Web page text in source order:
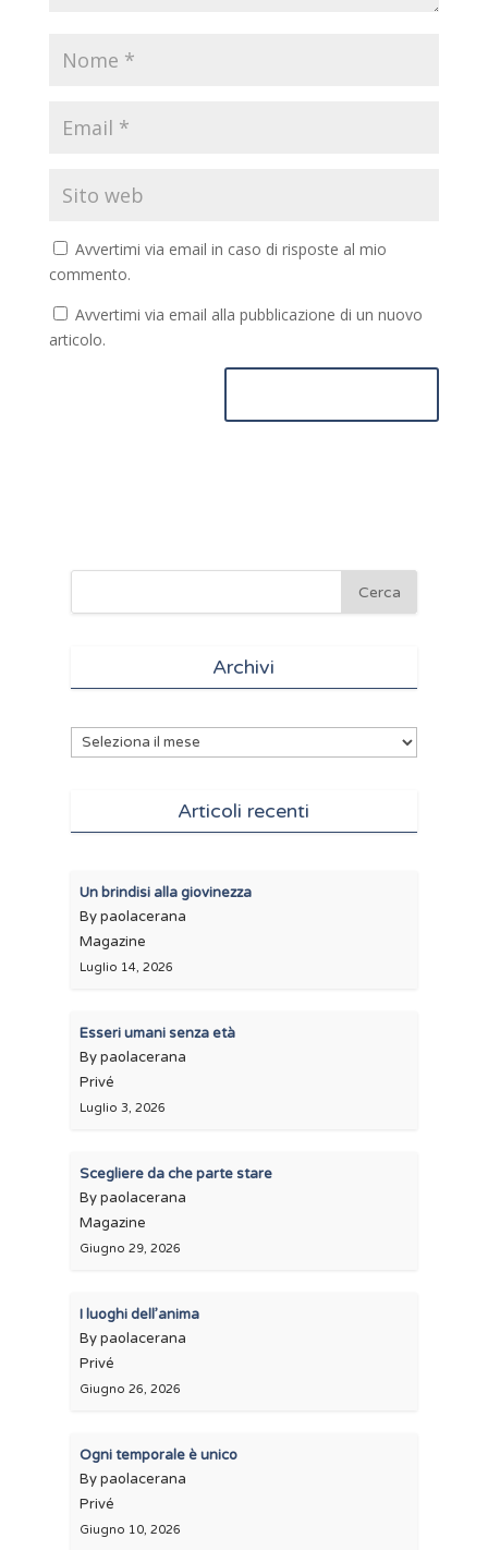
Avvertimi via email in caso di risposte al mio
commento.
Avvertimi via email alla pubblicazione di un nuovo
articolo.
Archivi
Archivi
Articoli recenti
Un brindisi alla giovinezza
By paolacerana
Magazine
Luglio 14, 2026
Esseri umani senza età
By paolacerana
Privé
Luglio 3, 2026
Scegliere da che parte stare
By paolacerana
Magazine
Giugno 29, 2026
I luoghi dell’anima
By paolacerana
Privé
Giugno 26, 2026
Ogni temporale è unico
By paolacerana
Privé
Giugno 10, 2026